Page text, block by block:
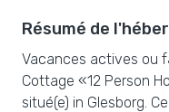
Résumé de
Vacances actives ou
Cottage «12 Person
situé(e) in Glesborg.